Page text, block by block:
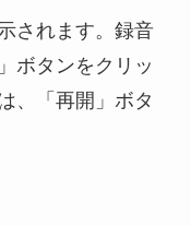
されます。録音
ボタンをクリッ
、「再開」ボタ